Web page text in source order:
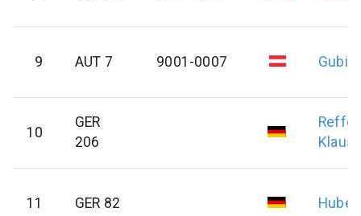
9 AUT 7 9001-0007 Gubi
10
GER
206
Klaus
11 GER 82 Huber